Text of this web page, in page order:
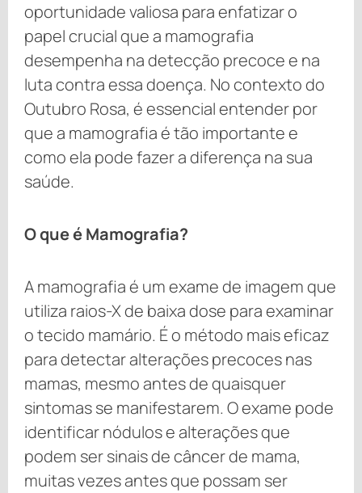
oportunidade valiosa para enfatizar o
papel crucial que a mamografia
desempenha na detecção precoce e na
luta contra essa doença. No contexto do
Outubro Rosa, é essencial entender por
que a mamografia é tão importante e
como ela pode fazer a diferença na sua
saúde.
O que é Mamografia?
A mamografia é um exame de imagem que
utiliza raios-X de baixa dose para examinar
o tecido mamário. É o método mais eficaz
para detectar alterações precoces nas
mamas, mesmo antes de quaisquer
sintomas se manifestarem. O exame pode
identificar nódulos e alterações que
podem ser sinais de câncer de mama,
muitas vezes antes que possam ser